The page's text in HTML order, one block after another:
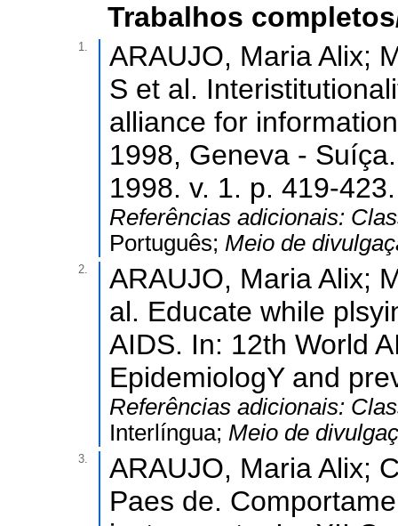
Trabalhos
1.
ARAUJO, Maria Alix;
S et al.
alliance for
1998, Geneva -
1998. v. 1. p. 419-423.
Referências adicionais:
Português; Meio de
2.
ARAUJO, Maria Alix;
al. Educate while
AIDS. In: 12th World
EpidemiologY and
Referências adicionais:
Interlíngua; Meio de
3.
ARAUJO, Maria Alix;
Paes de.